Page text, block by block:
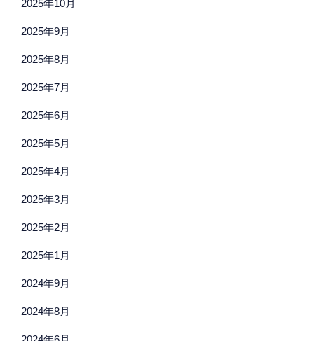
2025年10月
2025年9月
2025年8月
2025年7月
2025年6月
2025年5月
2025年4月
2025年3月
2025年2月
2025年1月
2024年9月
2024年8月